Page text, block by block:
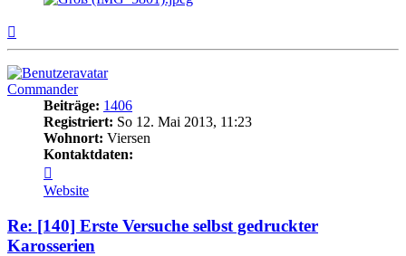
Commander
Beiträge: 1406
Registriert: So 12. Mai 2013, 11:23
Wohnort: Viersen
Kontaktdaten:
von
Commander
Website
Re: [140] Erste Versuche selbst gedruckter
Karosserien